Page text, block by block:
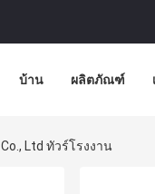
บ้าน ผลิตภัณฑ์
Ltd ทัวร์โรงงาน